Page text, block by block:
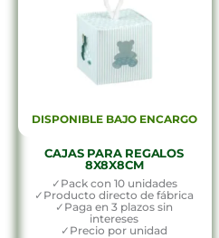
DISPONIBLE BAJO ENCARGO
CAJAS PARA REGALOS
8X8X8CM
✓Pack con 10 unidades
✓Producto directo de fábrica
✓Paga en 3 plazos sin
intereses
✓Precio por unidad